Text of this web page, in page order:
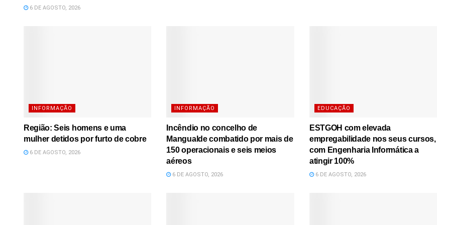
6 DE AGOSTO, 2026
INFORMAÇÃO
Região: Seis homens e uma
mulher detidos por furto de cobre
6 DE AGOSTO, 2026
INFORMAÇÃO
Incêndio no concelho de
Mangualde combatido por mais de
150 operacionais e seis meios
aéreos
6 DE AGOSTO, 2026
EDUCAÇÃO
ESTGOH com elevada
empregabilidade nos seus cursos,
com Engenharia Informática a
atingir 100%
6 DE AGOSTO, 2026